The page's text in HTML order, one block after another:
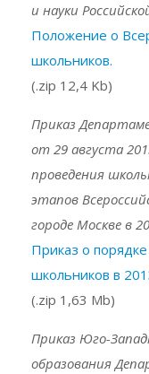
и науки
Положение о
школьников.
(.zip 12,4 Kb)
Приказ
от 29 августа
проведения
этапов
городе Москве в
Приказ о
школьников в
(.zip 1,63 Mb)
Приказ Юго-
образования